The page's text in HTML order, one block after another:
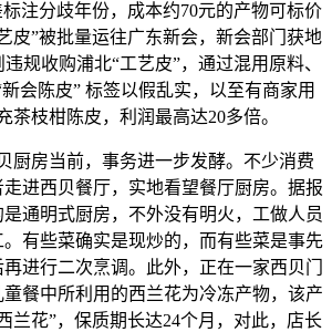
注分歧年份，成本约70元的产物可标价
皮”被批量运往广东新会，新会部门获地
规收购浦北“工艺皮”，通过混用原料、
会陈皮” 标签以假乱实，以至有商家用
茶枝柑陈皮，利润最高达20多倍。
房当前，事务进一步发酵。不少消费
进西贝餐厅，实地看望餐厅厨房。据报
通明式厨房，不外没有明火，工做人员
有些菜确实是现炒的，而有些菜是事先
进行二次烹调。此外，正在一家西贝门
餐中所利用的西兰花为冷冻产物，该产
兰花”，保质期长达24个月，对此，店长